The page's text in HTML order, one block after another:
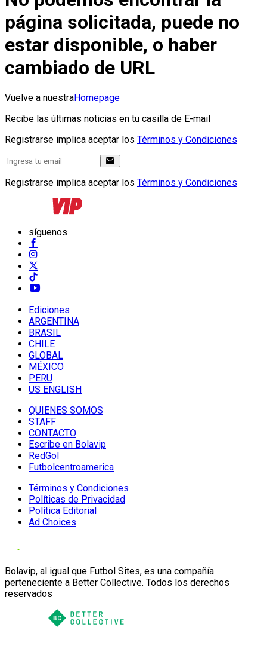
página solicitada, puede no
estar disponible, o haber
cambiado de URL
Vuelve a nuestraHomepage
Recibe las últimas noticias en tu casilla de E-mail
Registrarse implica aceptar los Términos y Condiciones
Registrarse implica aceptar los Términos y Condiciones
síguenos
Ediciones
ARGENTINA
BRASIL
CHILE
GLOBAL
MÉXICO
PERU
US ENGLISH
QUIENES SOMOS
STAFF
CONTACTO
Escribe en Bolavip
RedGol
Futbolcentroamerica
Términos y Condiciones
Políticas de Privacidad
Política Editorial
Ad Choices
Bolavip, al igual que Futbol Sites, es una compañía
perteneciente a Better Collective. Todos los derechos
reservados